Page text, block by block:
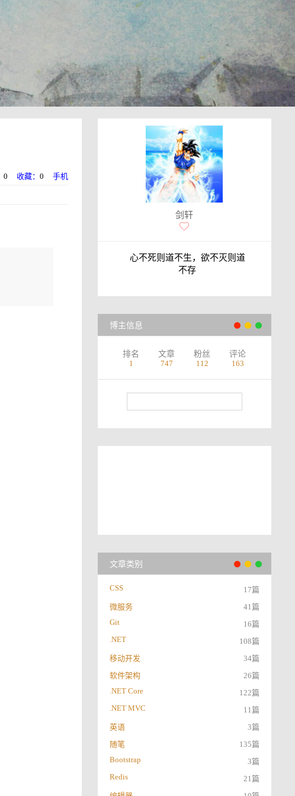
0 收藏： 0 手机
剑轩
心不死则道不生，欲不灭则道
不存
博主信息
排名
1
文章
747
粉丝
112
评论
163
文章类别
CSS
17篇
微服务
41篇
Git
16篇
.NET
108篇
移动开发
34篇
软件架构
26篇
.NET Core
122篇
.NET MVC
11篇
英语
3篇
随笔
135篇
Bootstrap
3篇
Redis
21篇